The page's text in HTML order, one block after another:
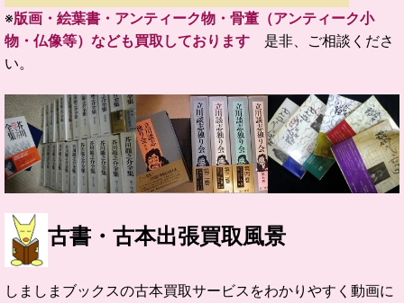
※版画・絵葉書・アンティーク物・骨董（アンティーク小
物・仏像等）なども買取しております 是非、ご相談くださ
い。
古書・古本出張買取風景
しましまブックスの古本買取サービスをわかりやすく動画に